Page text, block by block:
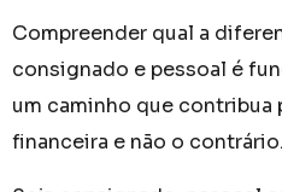
Compreender qual a
consignado e pessoal é
um caminho que contribua
financeira e não o contrário.